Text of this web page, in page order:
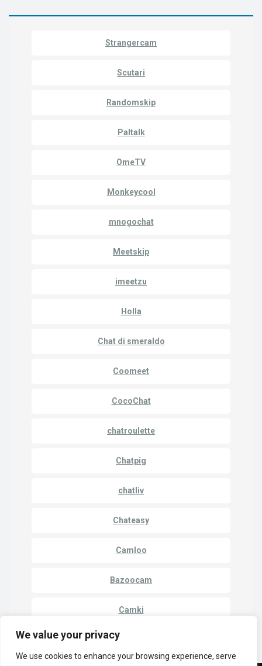
We value your privacy
We use cookies to enhance your browsing experience, serve
Strangercam
Scutari
Randomskip
Paltalk
OmeTV
Monkeycool
mnogochat
Meetskip
imeetzu
Holla
Chat di smeraldo
Coomeet
CocoChat
chatroulette
Chatpig
chatliv
Chateasy
Camloo
Bazoocam
Camki